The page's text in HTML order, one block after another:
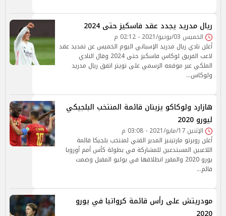
ريال مدريد يجدد عقد فاسكيز حتى 2024
الخميس 03/يونيو/2021 - 02:12 م
أعلن نادي ريال مدريد الإسباني اليوم الخميس عن تمديد عقد
لاعب الفريق لوكاس فاسكيز حتى 2024 وقال النادي
الملكي عبر موقعه الرسمي على تويتر اتفق ريال مدريد
ولوكاس…
هازارد ولوكاكو يزينان قائمة المنتخب البلجيكي
ليورو 2020
الإثنين 17/مايو/2021 - 03:08 م
أعلن روبرتو مارتينيز المدير الفني لمنتخب بلجيكا قائمة
اللاعبين المستدعين للمشاركة في بطولة كأس أمم أوروبا
يورو 2020 والمقرر انطلاقها في يوليو المقبل وضمت
قائم…
مودريتش على رأس قائمة كرواتيا في يورو